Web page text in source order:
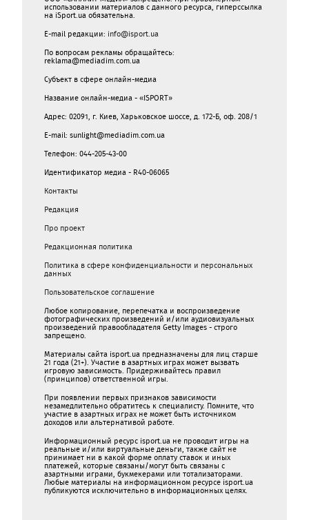
использовании материалов с данного ресурса, гиперссылка
на iSport.ua обязательна.
E-mail редакции: info@isport.ua
По вопросам рекламы обращайтесь:
reklama@mediadim.com.ua
Субъект в сфере онлайн-медиа
Название онлайн-медиа - «ISPORT»
Адрес: 02091, г. Киев, Харьковское шоссе, д. 172-Б, оф. 208/1
E-mail: sunlight@mediadim.com.ua
Телефон: 044-205-43-00
Идентификатор медиа - R40-06065
Контакты
Редакция
Про проект
Редакционная политика
Политика в сфере конфиденциальности и персональных
данных
Пользовательское соглашение
Любое копирование, перепечатка и воспроизведение
фотографических произведений и/или аудиовизуальных
произведений правообладателя Getty Images - строго
запрещено.
Материалы сайта isport.ua предназначены для лиц старше
21 года (21+). Участие в азартных играх может вызвать
игровую зависимость. Придерживайтесь правил
(принципов) ответственной игры.
При появлении первых признаков зависимости
незамедлительно обратитесь к специалисту. Помните, что
участие в азартных играх не может быть источником
доходов или альтернативой работе.
Информационный ресурс isport.ua не проводит игры на
реальные и/или виртуальные деньги, также сайт не
принимает ни в какой форме oплaту ставок и иных
платежей, которые связаны/могут быть связаны c
азартными игрaми, букмекерами или тотализаторами.
Любые материалы на информационном ресурсе isport.ua
публикуютcя исключительно в информационных целях.